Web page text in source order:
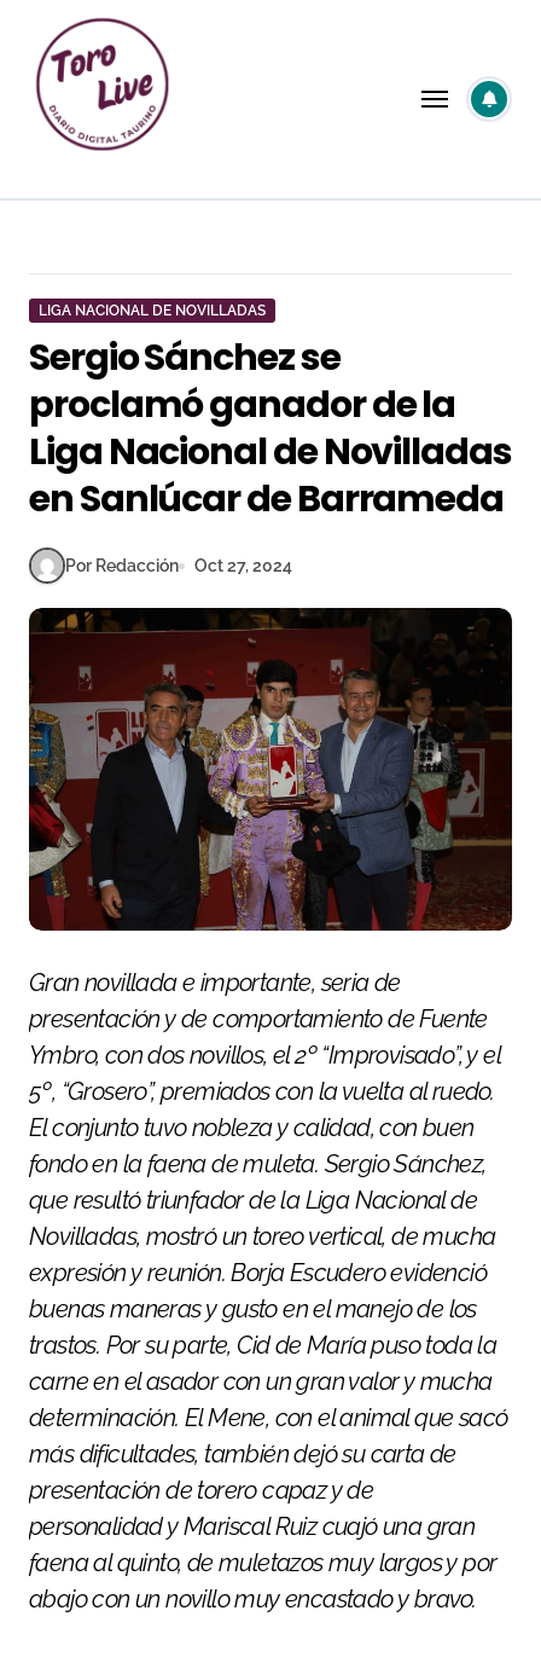
contenido
LIGA NACIONAL DE NOVILLADAS
Sergio Sánchez se
proclamó ganador de la
Liga Nacional de Novilladas
en Sanlúcar de Barrameda
Por Redacción Oct 27, 2024
Gran novillada e importante, seria de
presentación y de comportamiento de Fuente
Ymbro, con dos novillos, el 2º “Improvisado”, y el
5º, “Grosero”, premiados con la vuelta al ruedo.
El conjunto tuvo nobleza y calidad, con buen
fondo en la faena de muleta. Sergio Sánchez,
que resultó triunfador de la Liga Nacional de
Novilladas, mostró un toreo vertical, de mucha
expresión y reunión. Borja Escudero evidenció
buenas maneras y gusto en el manejo de los
trastos. Por su parte, Cid de María puso toda la
carne en el asador con un gran valor y mucha
determinación. El Mene, con el animal que sacó
más dificultades, también dejó su carta de
presentación de torero capaz y de
personalidad y Mariscal Ruiz cuajó una gran
faena al quinto, de muletazos muy largos y por
abajo con un novillo muy encastado y bravo.